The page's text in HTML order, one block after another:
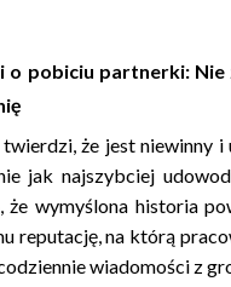
o pobiciu partnerki: Nie
twierdzi, że jest niewinny i
jak najszybciej
że wymyślona historia
reputację, na którą
wiadomości z